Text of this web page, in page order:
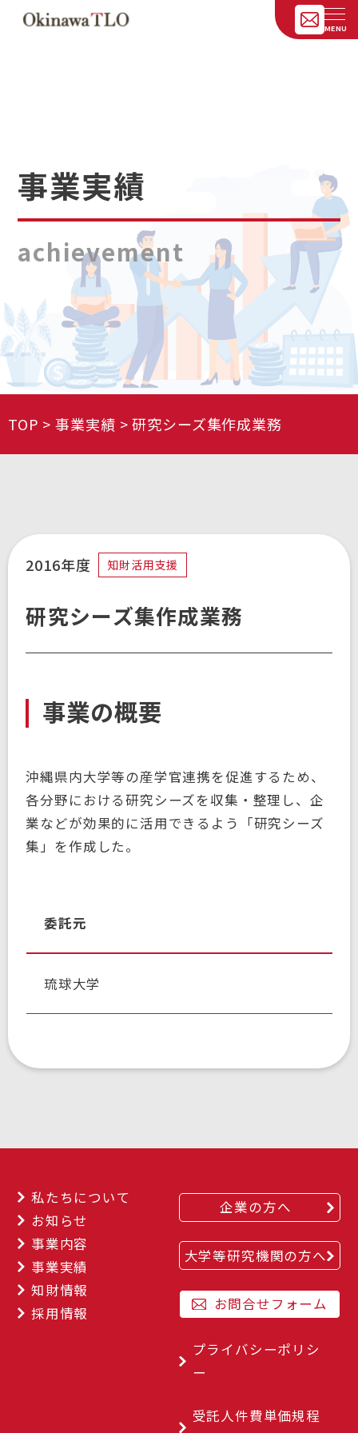
事業実績
achievement
TOP 事業実績 研究シーズ集作成業務
2016年度 知財活用支援
研究シーズ集作成業務
事業の概要
沖縄県内大学等の産学官連携を促進するため、
各分野における研究シーズを収集・整理し、企
業などが効果的に活用できるよう「研究シーズ
集」を作成した。
委託元
琉球大学
私たちについて
お知らせ
事業内容
事業実績
知財情報
採用情報
企業の方へ
大学等研究機関の方へ
お問合せフォーム
プライバシーポリシ
ー
受託人件費単価規程